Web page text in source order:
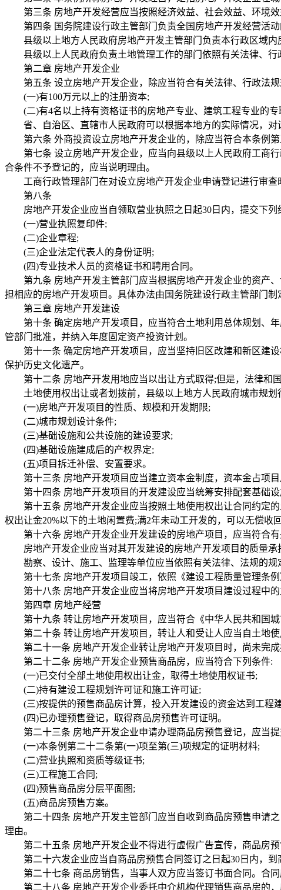
第三条 房地产开发经营应当按照经济效益、社会效益、环境效
第四条 国务院建设行政主管部门负责全国房地产开发经营活动
县级以上地方人民政府房地产开发主管部门负责本行政区域内
县级以上人民政府负责土地管理工作的部门依照有关法律、行
第二章 房地产开发企业
第五条 设立房地产开发企业，除应当符合有关法律、行政法规
(一)有100万元以上的注册资本;
(二)有4名以上持有资格证书的房地产专业、建筑工程专业的专
省、自治区、直辖市人民政府可以根据本地方的实际情况，对
第六条 外商投资设立房地产开发企业的，除应当符合本条例第
第七条 设立房地产开发企业，应当向县级以上人民政府工商行
合条件不予登记的，应当说明理由。
工商行政管理部门在对设立房地产开发企业申请登记进行审查
第八条
房地产开发企业应当自领取营业执照之日起30日内，提交下列
(一)营业执照复印件;
(二)企业章程;
(三)企业法定代表人的身份证明;
(四)专业技术人员的资格证书和聘用合同。
第九条 房地产开发主管部门应当根据房地产开发企业的资产、
担相应的房地产开发项目。具体办法由国务院建设行政主管部门制
第三章 房地产开发建设
第十条 确定房地产开发项目，应当符合土地利用总体规划、年
管部门批准，并纳入年度固定资产投资计划。
第十一条 确定房地产开发项目，应当坚持旧区改建和新区建设
保护历史文化遗产。
第十二条 房地产开发用地应当以出让方式取得;但是，法律和国
土地使用权出让或者划拨前，县级以上地方人民政府城市规划
(一)房地产开发项目的性质、规模和开发期限;
(二)城市规划设计条件;
(三)基础设施和公共设施的建设要求;
(四)基础设施建成后的产权界定;
(五)项目拆迁补偿、安置要求。
第十三条 房地产开发项目应当建立资本金制度，资本金占项目
第十四条 房地产开发项目的开发建设应当统筹安排配套基础设
第十五条 房地产开发企业应当按照土地使用权出让合同约定的
权出让金20%以下的土地闲置费;满2年未动工开发的，可以无偿
第十六条 房地产开发企业开发建设的房地产项目，应当符合有
房地产开发企业应当对其开发建设的房地产开发项目的质量承
勘察、设计、施工、监理等单位应当依照有关法律、法规的规
第十七条 房地产开发项目竣工，依照《建设工程质量管理条例
第十八条 房地产开发企业应当将房地产开发项目建设过程中的
第四章 房地产经营
第十九条 转让房地产开发项目，应当符合《中华人民共和国城
第二十条 转让房地产开发项目，转让人和受让人应当自土地使
第二十一条 房地产开发企业转让房地产开发项目时，尚未完成
第二十二条 房地产开发企业预售商品房，应当符合下列条件:
(一)已交付全部土地使用权出让金，取得土地使用权证书;
(二)持有建设工程规划许可证和施工许可证;
(三)按提供的预售商品房计算，投入开发建设的资金达到工程
(四)已办理预售登记，取得商品房预售许可证明。
第二十三条 房地产开发企业申请办理商品房预售登记，应当提
(一)本条例第二十二条第(一)项至第(三)项规定的证明材料;
(二)营业执照和资质等级证书;
(三)工程施工合同;
(四)预售商品房分层平面图;
(五)商品房预售方案。
第二十四条 房地产开发主管部门应当自收到商品房预售申请之
理由。
第二十五条 房地产开发企业不得进行虚假广告宣传，商品房预
第二十六发企业应当自商品房预售合同签订之日起30日内，到
第二十七条 商品房销售，当事人双方应当签订书面合同。合同
第二十八条 房地产开发企业委托中介机构代理销售商品房的，